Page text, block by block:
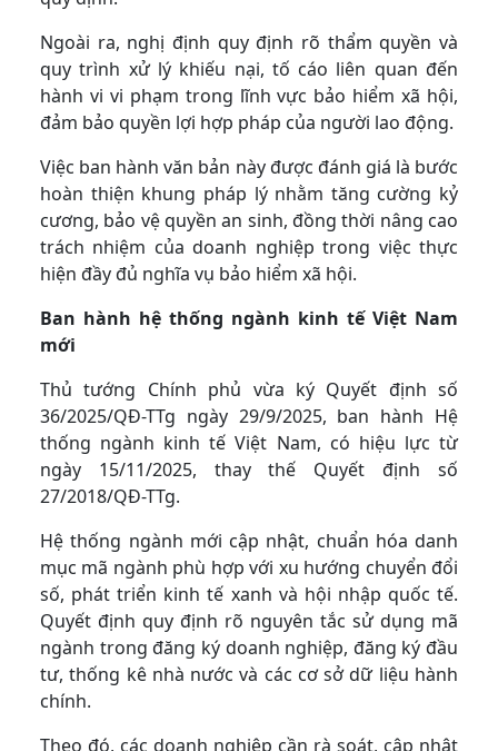
Ngoài ra, nghị định quy định rõ thẩm quyền và
quy trình xử lý khiếu nại, tố cáo liên quan đến
hành vi vi phạm trong lĩnh vực bảo hiểm xã hội,
đảm bảo quyền lợi hợp pháp của người lao động.
Việc ban hành văn bản này được đánh giá là bước
hoàn thiện khung pháp lý nhằm tăng cường kỷ
cương, bảo vệ quyền an sinh, đồng thời nâng cao
trách nhiệm của doanh nghiệp trong việc thực
hiện đầy đủ nghĩa vụ bảo hiểm xã hội.
Ban hành hệ thống ngành kinh tế Việt Nam
mới
Thủ tướng Chính phủ vừa ký Quyết định số
36/2025/QĐ-TTg ngày 29/9/2025, ban hành Hệ
thống ngành kinh tế Việt Nam, có hiệu lực từ
ngày 15/11/2025, thay thế Quyết định số
27/2018/QĐ-TTg.
Hệ thống ngành mới cập nhật, chuẩn hóa danh
mục mã ngành phù hợp với xu hướng chuyển đổi
số, phát triển kinh tế xanh và hội nhập quốc tế.
Quyết định quy định rõ nguyên tắc sử dụng mã
ngành trong đăng ký doanh nghiệp, đăng ký đầu
tư, thống kê nhà nước và các cơ sở dữ liệu hành
chính.
Theo đó, các doanh nghiệp cần rà soát, cập nhật